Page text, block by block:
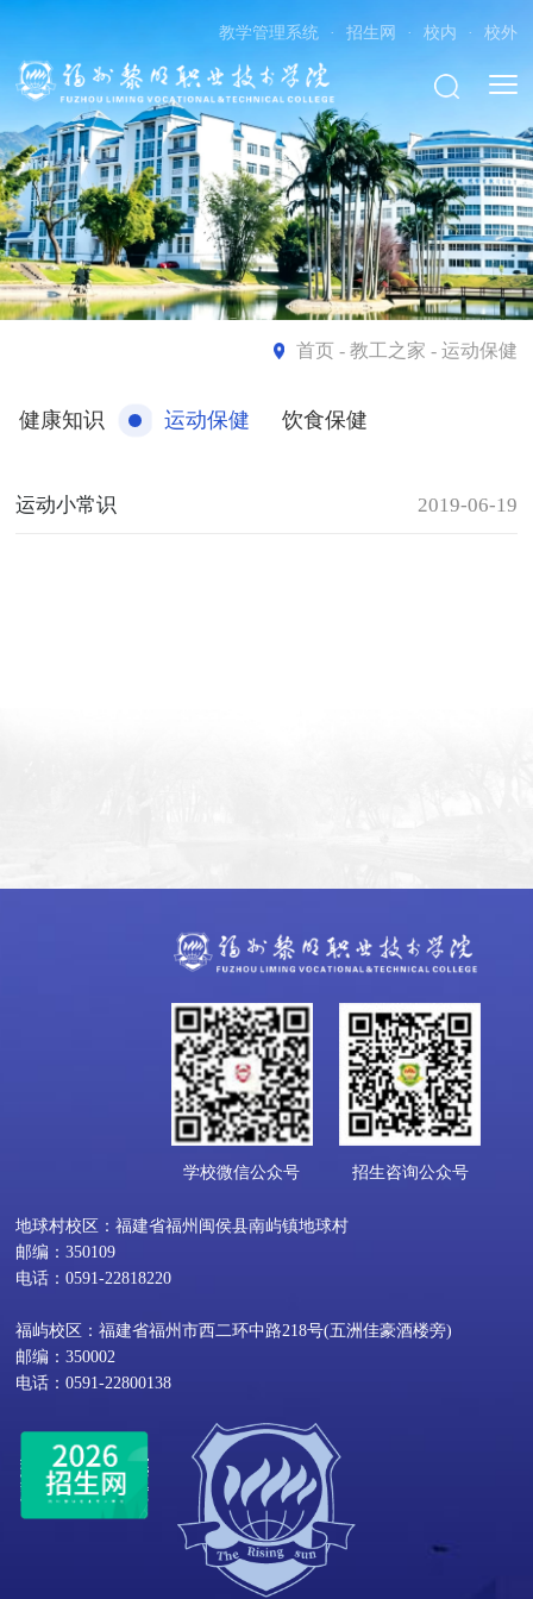
教学管理系统 · 招生网 · 校内 · 校外
首页- 教工之家 - 运动保健
健康知识 运动保健 饮食保健
运动小常识 2019-06-19
学校微信公众号 招生咨询公众号
地球村校区：福建省福州闽侯县南屿镇地球村
邮编：350109
电话：0591-22818220
福屿校区：福建省福州市西二环中路218号(五洲佳豪酒楼旁)
邮编：350002
电话：0591-22800138